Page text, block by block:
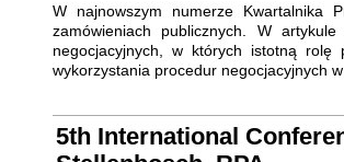
W najnowszym numerze Kwartalnika
zamówieniach publicznych. W
negocjacyjnych, w których istotną rolę
wykorzystania procedur negocjacyjnych
5th International